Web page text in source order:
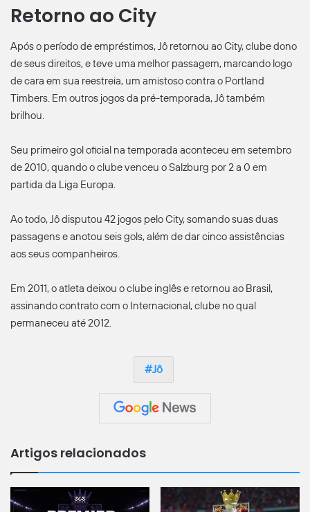
Retorno ao City
Após o período de empréstimos, Jô retornou ao City, clube dono
de seus direitos, e teve uma melhor passagem, marcando logo
de cara em sua reestreia, um amistoso contra o Portland
Timbers. Em outros jogos da pré-temporada, Jô também
brilhou.
Seu primeiro gol oficial na temporada aconteceu em setembro
de 2010, quando o clube venceu o Salzburg por 2 a 0 em
partida da Liga Europa.
Ao todo, Jô disputou 42 jogos pelo City, somando suas duas
passagens e anotou seis gols, além de dar cinco assistências
aos seus companheiros.
Em 2011, o atleta deixou o clube inglês e retornou ao Brasil,
assinando contrato com o Internacional, clube no qual
permaneceu até 2012.
Jô
Artigos relacionados